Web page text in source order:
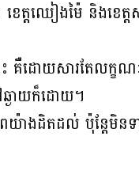
ត្តឈៀងម៉ៃ និងខេត្
ដោយសារតែលក្ខណ
ឆ្ងាយក៏ដោយ។
ាងដិតដល់ ប៉ុន្តែមិន